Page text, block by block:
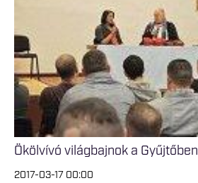
Ökölvívó világbajnok a Gyűjtőben
2017-03-17 00:00